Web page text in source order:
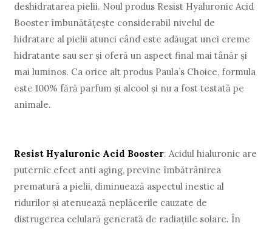
deshidratarea pielii. Noul produs Resist Hyaluronic Acid
Booster îmbunătățește considerabil nivelul de
hidratare al pielii atunci când este adăugat unei creme
hidratante sau ser și oferă un aspect final mai tânăr și
mai luminos. Ca orice alt produs Paula’s Choice, formula
este 100% fără parfum și alcool și nu a fost testată pe
animale.
Resist Hyaluronic Acid Booster: Acidul hialuronic are
puternic efect anti aging, previne îmbătrânirea
prematură a pielii, diminuează aspectul inestic al
ridurilor și atenuează neplăcerile cauzate de
distrugerea celulară generată de radiațiile solare. În